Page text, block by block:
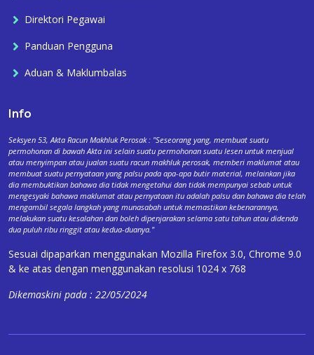
Direktori Pegawai
Panduan Pengguna
Aduan & Maklumbalas
Info
Seksyen 53, Akta Racun Makhluk Perosak : "Seseorang yang, membuat suatu
permohonan di bawah Akta ini selain suatu permohonan suatu lesen untuk menjual
atau menyimpan atau jualan suatu racun makhluk perosak, memberi maklumat atau
membuat suatu pernyataan yang palsu pada apa-apa butir material, melainkan jika
dia membuktikan bahawa dia tidak mengetahui dan tidak mempunyai sebab untuk
mengesyaki bahawa maklumat atau pernyataan itu adalah palsu dan bahawa dia telah
mengambil segala langkah yang munasabah untuk memastikan kebenarannya,
melakukan suatu kesalahan dan boleh dipenjarakan selama satu tahun atau didenda
dua puluh ribu ringgit atau kedua-duanya."
Sesuai dipaparkan menggunakan Mozilla Firefox 3.0, Chrome 9.0
& ke atas dengan menggunakan resolusi 1024 x 768
Dikemaskini pada : 22/05/2024